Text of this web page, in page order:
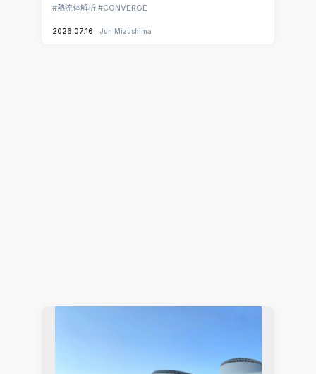
熱流体解析 CONVERGE
2026.07.16 Jun Mizushima